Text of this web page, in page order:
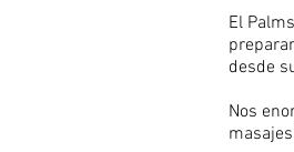
El
desde
Nos